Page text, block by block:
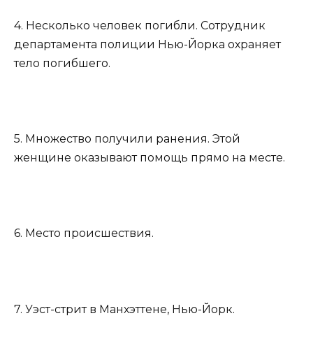
4. Несколько человек погибли. Сотрудник
департамента полиции Нью-Йорка охраняет
тело погибшего.
5. Множество получили ранения. Этой
женщине оказывают помощь прямо на месте.
6. Место происшествия.
7. Уэст-стрит в Манхэттене, Нью-Йорк.